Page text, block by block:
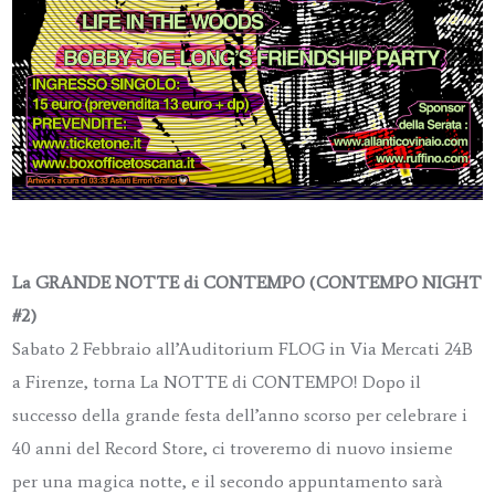
La GRANDE NOTTE di CONTEMPO (CONTEMPO NIGHT
#2)
Sabato 2 Febbraio all’Auditorium FLOG in Via Mercati 24B
a Firenze, torna La NOTTE di CONTEMPO! Dopo il
successo della grande festa dell’anno scorso per celebrare i
40 anni del Record Store, ci troveremo di nuovo insieme
per una magica notte, e il secondo appuntamento sarà